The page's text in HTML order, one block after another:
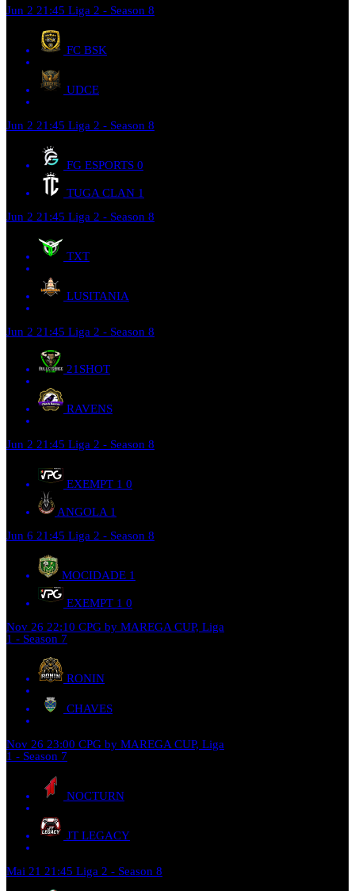
Jun 2 21:45 Liga 2 - Season 8
FC BSK
UDCE
Jun 2 21:45 Liga 2 - Season 8
FG ESPORTS 0
TUGA CLAN 1
Jun 2 21:45 Liga 2 - Season 8
TXT
LUSITANIA
Jun 2 21:45 Liga 2 - Season 8
21SHOT
RAVENS
Jun 2 21:45 Liga 2 - Season 8
EXEMPT 1 0
ANGOLA 1
Jun 6 21:45 Liga 2 - Season 8
MOCIDADE 1
EXEMPT 1 0
Nov 26 22:10 CPG by MAREGA CUP, Liga
1 - Season 7
RONIN
CHAVES
Nov 26 23:00 CPG by MAREGA CUP, Liga
1 - Season 7
NOCTURN
JT LEGACY
Mai 21 21:45 Liga 2 - Season 8